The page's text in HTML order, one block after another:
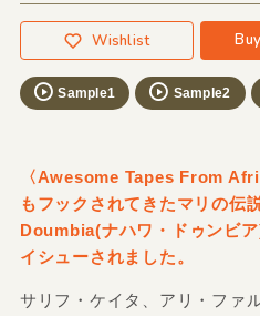
Wishlist Buy
Sample1 Sample2
〈Awesome Tapes From
もフックされてきたマリの伝
Doumbia(ナハワ・ドゥンビ
イシューされました。
サリフ・ケイタ、アリ・ファ